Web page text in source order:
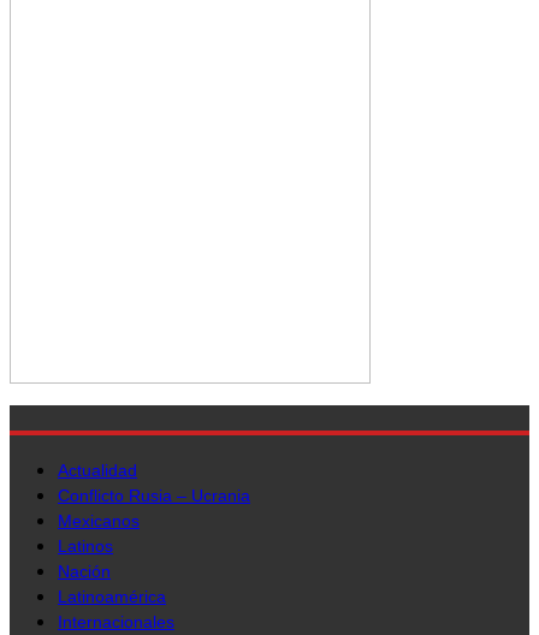
Actualidad
Conflicto Rusia – Ucrania
Mexicanos
Latinos
Nación
Latinoamérica
Internacionales